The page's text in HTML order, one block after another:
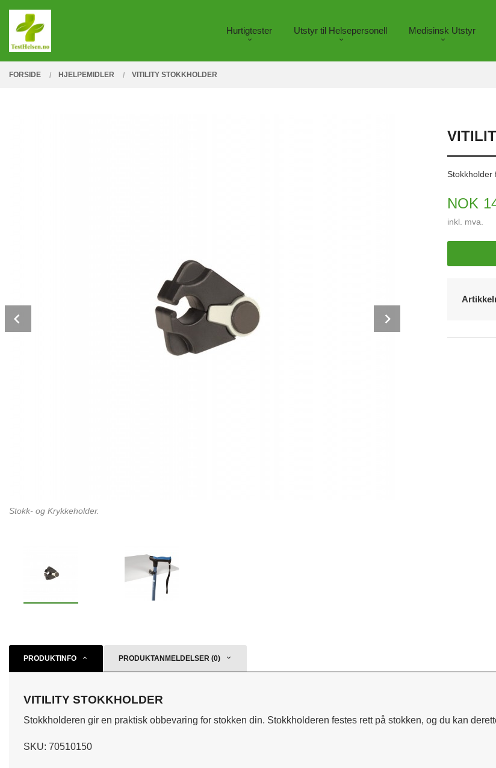
innholdet
PRODUKTER
Hurtigtester Utstyr til Helsepersonell Medisinsk Utstyr
FORSIDE HJELPEMIDLER VITILITY STOKKHOLDER
Stokk- og Krykkeholder.
Stokkholder
Pris
NOK
inkl. mva.
PRODUKTINFO PRODUKTANMELDELSER (0)
VITILITY STOKKHOLDER
Stokkholderen gir en praktisk obbevaring for stokken din. Stokkholderen festes rett på stokken, og du kan
SKU: 70510150